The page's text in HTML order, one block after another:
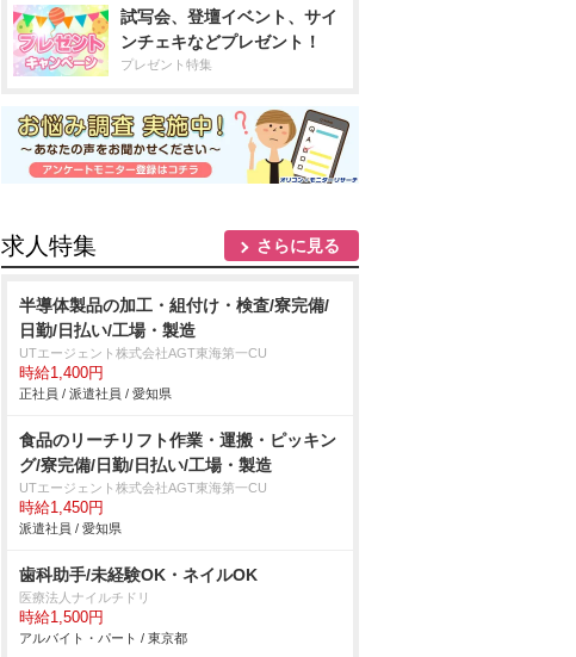
試写会、登壇イベント、サイ
ンチェキなどプレゼント！
プレゼント特集
求人特集 さらに見る
半導体製品の加工・組付け・検査/寮完備/
日勤/日払い/工場・製造
UTエージェント株式会社AGT東海第一CU
時給1,400円
正社員 / 派遣社員 / 愛知県
食品のリーチリフト作業・運搬・ピッキン
グ/寮完備/日勤/日払い/工場・製造
UTエージェント株式会社AGT東海第一CU
時給1,450円
派遣社員 / 愛知県
歯科助手/未経験OK・ネイルOK
医療法人ナイルチドリ
時給1,500円
アルバイト・パート / 東京都